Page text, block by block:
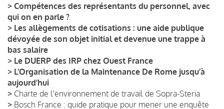
> Compétences des représentants du personnel, avec
qui on en parle ?
> Les allègements de cotisations : une aide publique
dévoyée de son objet initial et devenue une trappe à
bas salaire
> Le DUERP des IRP chez Ouest France
> L’Organisation de la Maintenance De Rome jusqu’à
aujourd’hui
> Charte de l'environnement de travail de Sopra-Steria
> Bosch France : guide pratique pour mener une enquête